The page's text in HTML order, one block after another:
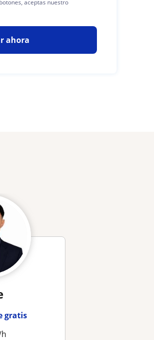
aceptas nuestro
ahora
gratis